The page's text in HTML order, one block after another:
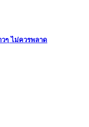
ๆ ไม่ควรพลาด